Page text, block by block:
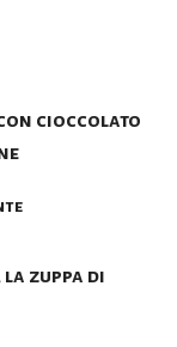
cioccolato
zuppa di